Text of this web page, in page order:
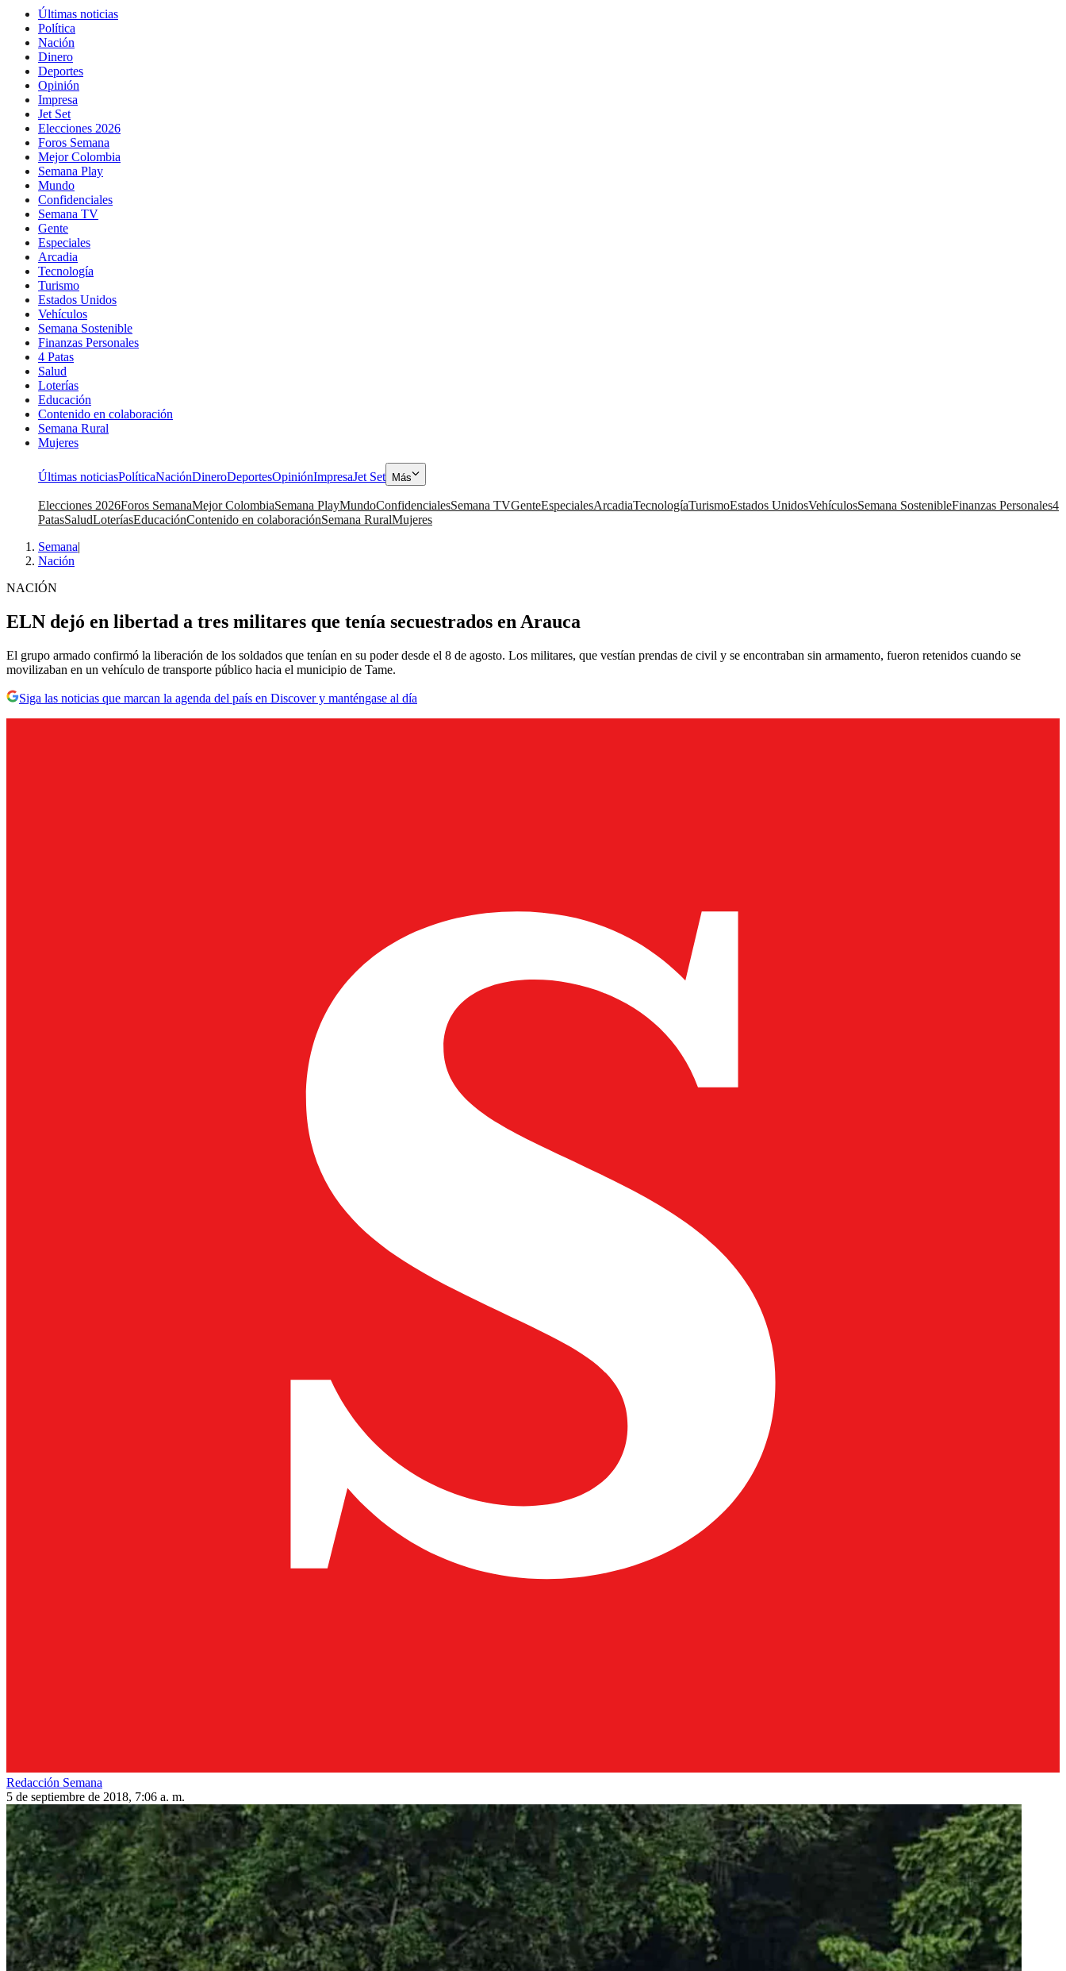
Últimas noticias
Política
Nación
Dinero
Deportes
Opinión
Impresa
Jet Set
Elecciones 2026
Foros Semana
Mejor Colombia
Semana Play
Mundo
Confidenciales
Semana TV
Gente
Especiales
Arcadia
Tecnología
Turismo
Estados Unidos
Vehículos
Semana Sostenible
Finanzas Personales
4 Patas
Salud
Loterías
Educación
Contenido en colaboración
Semana Rural
Mujeres
Últimas noticiasPolíticaNaciónDineroDeportesOpiniónImpresaJet Set Más
Elecciones 2026Foros SemanaMejor ColombiaSemana PlayMundoConfidencialesSemana TVGenteEspecialesArcadiaTecnologíaTurismoEstados UnidosVehículosSemana SostenibleFinanzas Personales4
PatasSaludLoteríasEducaciónContenido en colaboraciónSemana RuralMujeres
Semana|
Nación
NACIÓN
ELN dejó en libertad a tres militares que tenía secuestrados en Arauca
El grupo armado confirmó la liberación de los soldados que tenían en su poder desde el 8 de agosto. Los militares, que vestían prendas de civil y se encontraban sin armamento, fueron retenidos cuando se
movilizaban en un vehículo de transporte público hacia el municipio de Tame.
Siga las noticias que marcan la agenda del país en Discover y manténgase al día
Redacción Semana
5 de septiembre de 2018, 7:06 a. m.